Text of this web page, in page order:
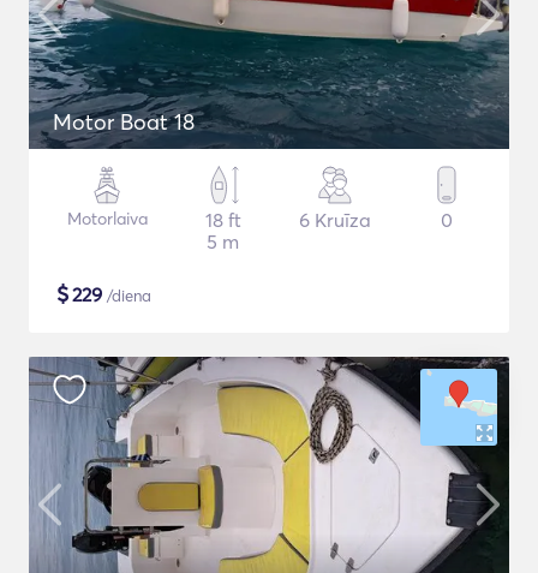
Motor Boat 18
Motorlaiva
18 ft
5 m
6 Kruīza 0
$229 /diena